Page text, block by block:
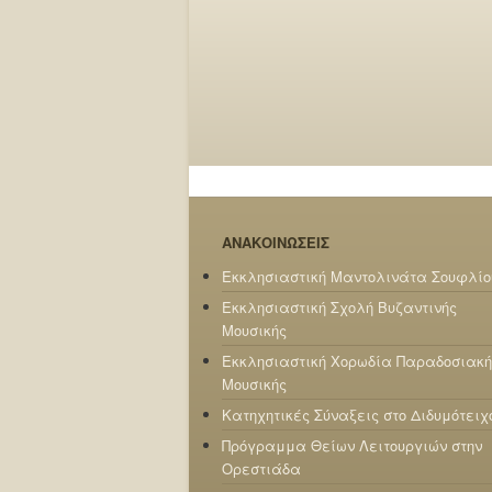
ΑΝΑΚΟΙΝΩΣΕΙΣ
Εκκλησιαστική Μαντολινάτα
Εκκλησιαστική Σχολή Βυζαντινής
Μουσικής
Εκκλησιαστική Χορωδία
Μουσικής
Κατηχητικές Σύναξεις στο
Πρόγραμμα Θείων Λειτουργιών στην
Ορεστιάδα